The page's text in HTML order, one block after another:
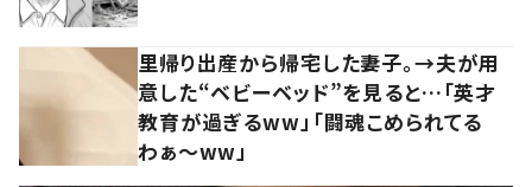
里帰り出産から帰宅した妻子。→夫が用
意した“ベビーベッド”を見ると…「英才
教育が過ぎるww」「闘魂こめられてる
わぁ～ww」